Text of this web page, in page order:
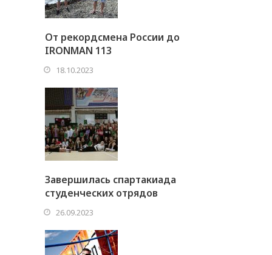
От рекордсмена России до
IRONMAN 113
18.10.2023
Завершилась спартакиада
студенческих отрядов
26.09.2023